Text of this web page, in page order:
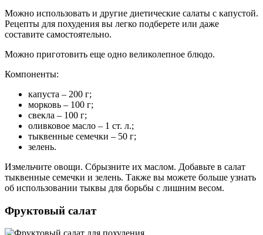
Можно использовать и другие диетические салаты с капустой.
Рецепты для похудения вы легко подберете или даже
составите самостоятельно.
Можно приготовить еще одно великолепное блюдо.
Компоненты:
капуста – 200 г;
морковь – 100 г;
свекла – 100 г;
оливковое масло – 1 ст. л.;
тыквенные семечки – 50 г;
зелень.
Измельчите овощи. Сбрызните их маслом. Добавьте в салат
тыквенные семечки и зелень. Также вы можете больше узнать
об использовании тыквы для борьбы с лишним весом.
Фруктовый салат